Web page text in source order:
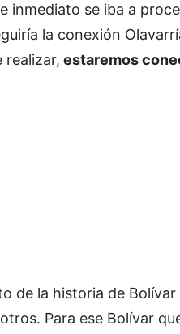
inmediato se iba a
la conexión
realizar, estaremos
de la historia de
Para ese Bolívar